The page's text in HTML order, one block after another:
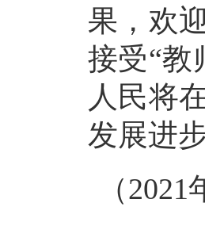
果，欢
接受“教
人民将
发展进
（2021